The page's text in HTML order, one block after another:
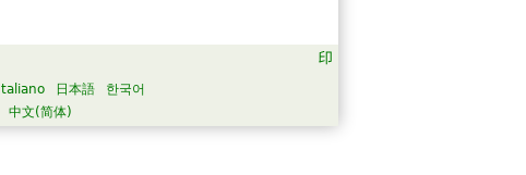
Italiano 日本語
한국어
中文(简体)